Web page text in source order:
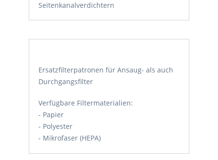
Seitenkanalverdichtern
Ersatzfilterpatronen für Ansaug- als auch
Durchgangsfilter
Verfügbare Filtermaterialien:
- Papier
- Polyester
- Mikrofaser (HEPA)